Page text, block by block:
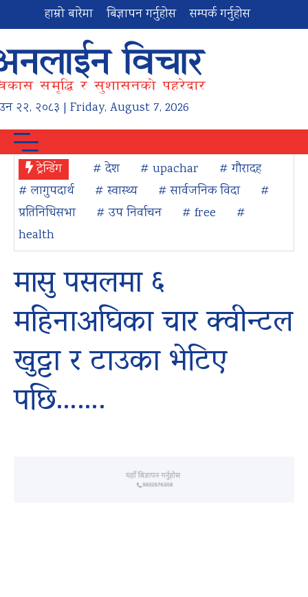
हाम्रो बारेमा बिज्ञापन गर्नुहोस सम्पर्क गर्नुहोस
२२, २०८३ | Friday, August 7, 2026
ट्रेन्डिंग # देश # upachar
# गौरादह
# लागुपदार्थ
# स्वास्थ्य # सार्वजनिक विदा
#
प्रतिनिधिसभा
# उप निर्वाचन # free
#
health
मासु पसलमा ६
महिनाअघिका चार क्वीन्टल
खुट्टा र टाउका भेटिए
पछि…….